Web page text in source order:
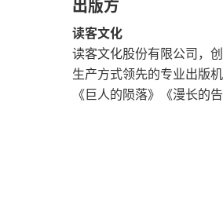
论加缪的任何作品，都
空谈的哲学家，他短暂
争的本质还是个人化的
经的盟友视为异己。3.
出版方
读客文化
读客文化股份有限公司，
生产方式领先的专业出版
《巨人的陨落》《漫长的